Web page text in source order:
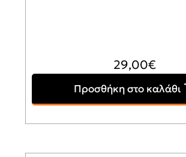
29,00€
Προσθήκη στο καλάθι